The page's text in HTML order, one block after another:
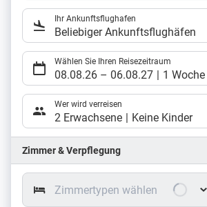
Ihr Ankunftsflughafen
Beliebiger Ankunftsflughäfen
Wählen Sie Ihren Reisezeitraum
08.08.26 – 06.08.27 1 Woche
Wer wird verreisen
2 Erwachsene Keine Kinder
Zimmer & Verpflegung
Zimmertypen wählen